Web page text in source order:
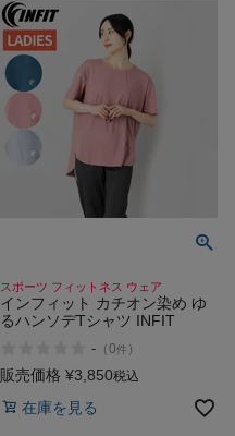
スポーツ フィットネス ウェア
インフィット カチオン染め ゆ
るハンソデTシャツ INFIT
- （0件 ）
販売価格 ¥3,850税込
在庫を見る